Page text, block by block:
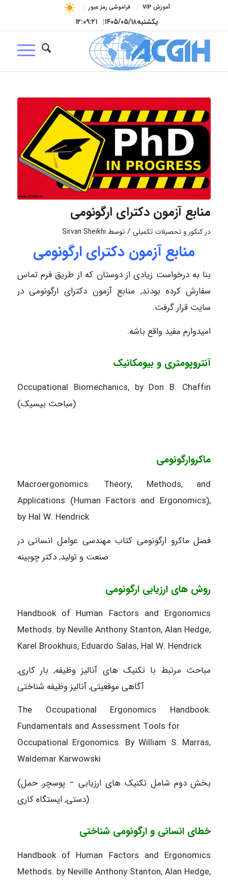
آموزش VIP فراموشی رمز عبور
یکشنبه۱۴۰۵/۰۵/۱۸| ۱۲:۰۹:۲۱
منابع آزمون دکترای ارگونومی
در کنکور و تحصیلات تکمیلی / توسط Sirvan Sheikhi
منابع آزمون دکترای ارگونومی
بنا به درخواست زیادی از دوستان که از طریق فرم تماس
سفارش کرده بودند, منابع آزمون دکترای ارگونومی در
سایت قرار گرفت.
امیدوارم مفید واقع باشه.
آنتروپومتری و بیومکانیک
Occupational Biomechanics, by Don B. Chaffin
(مباحث بیسیک)
ماکروارگونومی
Macroergonomics: Theory, Methods, and
Applications (Human Factors and Ergonomics),
by Hal W. Hendrick
فصل ماکرو ارگونومی کتاب مهندسی عوامل انسانی در
صنعت و تولید, دکتر چوبینه
روش های ارزیابی ارگونومی
Handbook of Human Factors and Ergonomics
Methods. by Neville Anthony Stanton, Alan Hedge,
Karel Brookhuis, Eduardo Salas, Hal W. Hendrick
مباحث مرتبط با تکنیک های آنالیز وظیفه, بار کاری,
آگاهی موقعیتی, آنالیز وظیفه شناختی
The Occupational Ergonomics Handbook:
Fundamentals and Assessment Tools for
Occupational Ergonomics. By William S. Marras,
Waldemar Karwowski
(بخش دوم شامل تکنیک های ارزیابی – پوسچر, حمل
دستی, ایستگاه کاری)
خطای انسانی و ارگونومی شناختی
Handbook of Human Factors and Ergonomics
Methods. by Neville Anthony Stanton, Alan Hedge,